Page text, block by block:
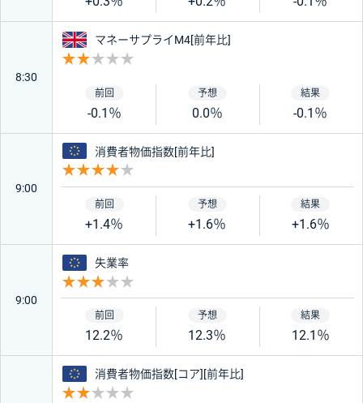
8:30
イギリス
マネーサプライM4[前年比]
-0.1％ 0.0％ -0.1％
9:00
ユーロ
消費者物価指数[前年比]
+1.4％ +1.6％ +1.6％
9:00
ユーロ
失業率
12.2％ 12.3％ 12.1％
ユーロ
消費者物価指数[コア][前年比]